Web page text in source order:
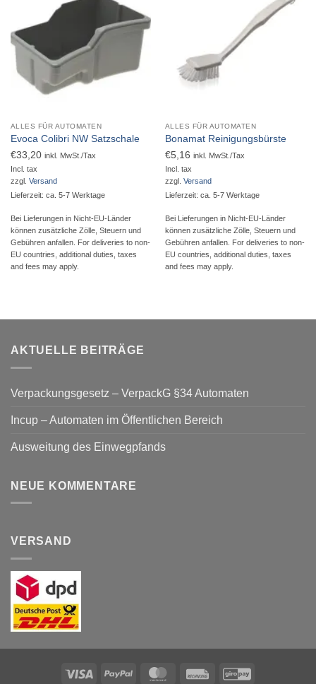
ALLES FÜR AUTOMATEN
Evoca Colibri NW Satzschale
€33,20 inkl. MwSt./Tax
Incl. tax
zzgl. Versand
Lieferzeit: ca. 5-7 Werktage
Bei Lieferungen in Nicht-EU-Länder
können zusätzliche Zölle, Steuern und
Gebühren anfallen. For deliveries to non-
EU countries, additional duties, taxes
and fees may apply.
ALLES FÜR AUTOMATEN
Bonamat Reinigungsbürste
€5,16 inkl. MwSt./Tax
Incl. tax
zzgl. Versand
Lieferzeit: ca. 5-7 Werktage
Bei Lieferungen in Nicht-EU-Länder
können zusätzliche Zölle, Steuern und
Gebühren anfallen. For deliveries to non-
EU countries, additional duties, taxes
and fees may apply.
AKTUELLE BEITRÄGE
Verpackungsgesetz – VerpackG §34 Automaten
Incup – Automaten im Öffentlichen Bereich
Ausweitung des Einwegpfands
NEUE KOMMENTARE
VERSAND
Visa PayPal MasterCardRechungGiroPay